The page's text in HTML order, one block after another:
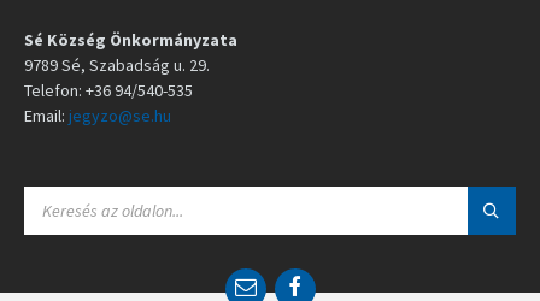
Sé Község Önkormányzata
9789 Sé, Szabadság u. 29.
Telefon: +36 94/540-535
Email: jegyzo@se.hu
A
E
F